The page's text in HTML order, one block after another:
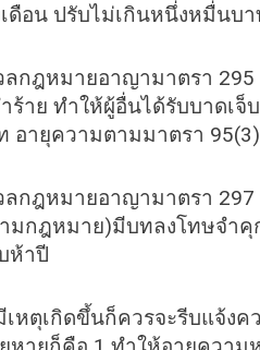
ดือน ปรับไม่เกินหนึ่งหมื่นบ
ลกฎหมายอาญามาตรา
ร้าย ทำให้ผู้อื่นได้รับบาดเ
อายุความตามมาตรา
ลกฎหมายอาญามาตรา 297
มกฎหมาย)มีบทลงโทษจำคุ
ห้าปี
หตุเกิดขึ้นก็ควรจะรีบแจ้งค